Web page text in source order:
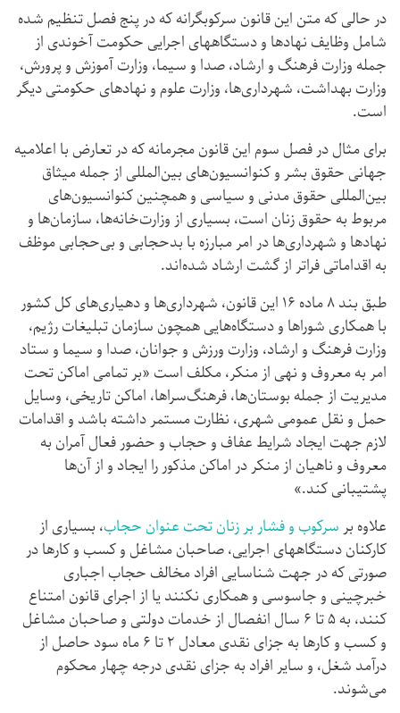
در حالی که متن این قانون سرکوبگرانه که در پنج فصل تنظیم شده
شامل وظایف نهادها و دستگاههای اجرایی حکومت آخوندی از
جمله وزارت فرهنگ و ارشاد، صدا و سیما، وزارت آموزش و پرورش،
وزارت بهداشت، شهرداری‌ها، وزارت علوم و نهادهای حکومتی دیگر
است.
برای مثال در فصل سوم این قانون مجرمانه که در تعارض با اعلامیه
جهانی حقوق بشر و کنوانسیون‌های بین‌المللی از جمله میثاق
بین‌المللی حقوق مدنی و سیاسی و همچنین کنوانسیون‌های
مربوط به حقوق زنان است، بسیاری از وزارت‌خانه‌ها، سازمان‌ها و
نهادها و شهرداری‌ها در امر مبارزه با بدحجابی و بی‌حجابی موظف
به اقداماتی فراتر از گشت ارشاد شده‌اند.
طبق بند ۸ ماده ۱۶ این قانون، شهرداری‌ها و دهیاری‌های کل کشور
با همکاری شوراها و دستگاه‌هایی همچون سازمان تبلیغات رژیم،
وزارت فرهنگ و ارشاد، وزارت ورزش و جوانان، صدا و سیما و ستاد
امر به معروف و نهی از منکر، مکلف است «بر تمامی اماکن تحت
مدیریت از جمله بوستان‌ها، فرهنگ‌سراها، اماکن تاریخی، وسایل
حمل و نقل عمومی شهری، نظارت مستمر داشته باشد و اقدامات
لازم جهت ایجاد شرایط عفاف و حجاب و حضور فعال آمران به
معروف و ناهیان از منکر در اماکن مذکور را ایجاد و از آن‌ها
پشتیبانی کند.»
علاوه بر سرکوب و فشار بر زنان تحت عنوان حجاب، بسیاری از
کارکنان دستگاههای اجرایی، صاحبان مشاغل و کسب و کارها در
صورتی که در جهت شناسایی افراد مخالف حجاب اجباری
خبرچینی و جاسوسی و همکاری نکنند یا از اجرای قانون امتناع
کنند، به ۵ تا ۶ سال انفصال از خدمات دولتی و صاحبان مشاغل
و کسب و کار‌ها به جزای نقدی معادل ۲ تا ۶ ماه سود حاصل از
درآمد شغل، و سایر افراد به جزای نقدی درجه چهار محکوم
می‌شوند.